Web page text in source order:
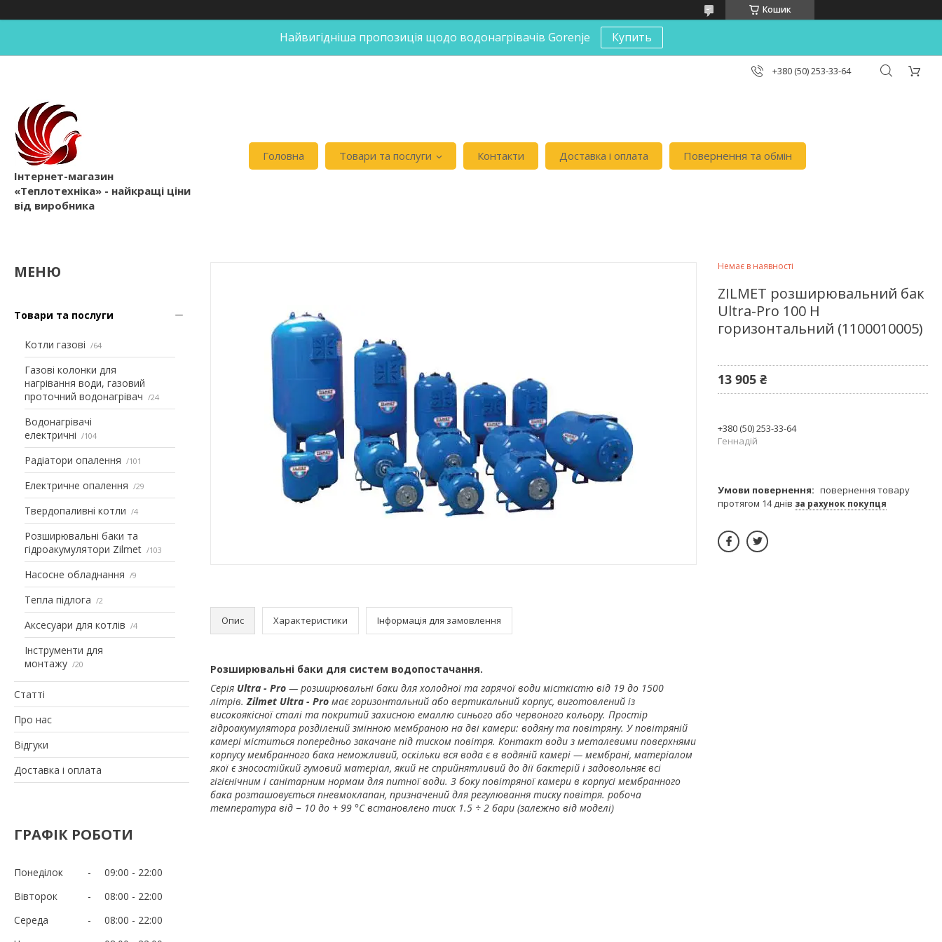
Кошик
Найвигідніша пропозиція щодо водонагрівачів Gorenje Купить
+380 (50) 253-33-64
Інтернет-магазин
«Теплотехніка» - найкращі ціни
від виробника
Головна Товари та послуги Контакти Доставка і оплата Повернення та обмін
Товари та послуги
Котли газові 64
Газові колонки для
нагрівання води, газовий
проточний водонагрівач
24
Водонагрівачі
електричні
104
Радіатори опалення 101
Електричне опалення 29
Твердопаливні котли 4
Розширювальні баки та
гідроакумулятори Zilmet
103
Насосне обладнання 9
Тепла підлога 2
Аксесуари для котлів 4
Інструменти для
монтажу
20
Статті
Про нас
Відгуки
Доставка і оплата
ГРАФІК РОБОТИ
Понеділок 09:00
22:00
Вівторок
08:00
22:00
Середа
08:00
22:00
Опис Характеристики Інформація для замовлення
Розширювальні баки для систем водопостачання.
Серія Ultra - Pro — розширювальні баки для холодної та гарячої води місткістю від 19 до 1500
літрів. Zilmet Ultra - Pro має горизонтальний або вертикальний корпус, виготовлений із
високоякісної сталі та покритий захисною емаллю синього або червоного кольору. Простір
гідроакумулятора розділений змінною мембраною на дві камери: водяну та повітряну. У повітряній
камері міститься попередньо закачане під тиском повітря. Контакт води з металевими поверхнями
корпусу мембранного бака неможливий, оскільки вся вода є в водяній камері — мембрані, матеріалом
якої є зносостійкий гумовий матеріал, який не сприйнятливий до дії бактерій і задовольняє всі
гігієнічним і санітарним нормам для питної води. З боку повітряної камери в корпусі мембранного
бака розташовується пневмоклапан, призначений для регулювання тиску повітря. робоча
температура від − 10 до + 99 °C встановлено тиск 1.5 ÷ 2 бари (залежно від моделі)
Немає в наявності
ZILMET розширювальний бак
Ultra-Pro 100 H
горизонтальний (1100010005)
13 905 ₴
+380 (50) 253-33-64
Геннадій
повернення товару
протягом 14 днів за рахунок покупця